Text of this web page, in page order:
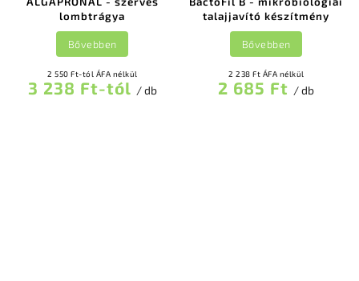
lombtrágya
2 550 Ft-tól ÁFA nélkül
3 238 Ft-tól / db
Bővebben
talajjavító készítmény
2 238 Ft ÁFA nélkül
2 685 Ft / db
Bővebben